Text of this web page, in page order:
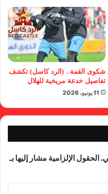
شكوى القمة.. (الرد كاسل) تكشف
تفاصيل خدعة مريخية للهلال
11 يونيو، 2026
الحقول الإلزامية مشار إليها بـ